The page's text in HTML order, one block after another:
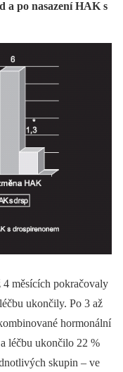
a po nasazení HAK s
4 měsících pokračovaly
ukončily. Po 3 až
hormonální
léčbu ukončilo 22 %
skupin –⁠ ve